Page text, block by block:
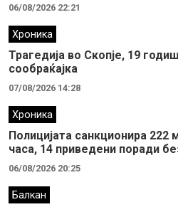
06/08/2026 22:21
Хроника
Трагедија во Скопје, 19
сообраќајка
07/08/2026 14:28
Хроника
Полицијата санкционира
часа, 14 приведени поради
06/08/2026 20:25
Балкан